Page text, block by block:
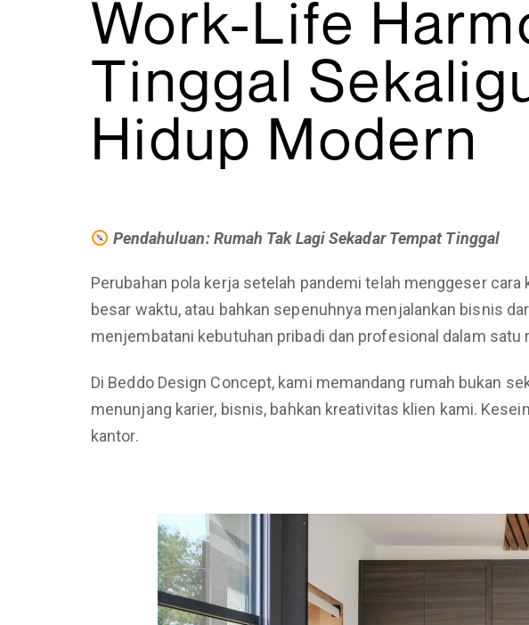
Work-Life
Tinggal
Hidup Modern
Pendahuluan: Rumah Tak Lagi Sekadar Tempat Tinggal
Perubahan pola kerja setelah pandemi telah menggeser
besar waktu, atau bahkan sepenuhnya menjalankan bisnis
menjembatani kebutuhan pribadi dan profesional dalam satu
Di Beddo Design Concept, kami memandang rumah bukan
menunjang karier, bisnis, bahkan kreativitas klien kami.
kantor.